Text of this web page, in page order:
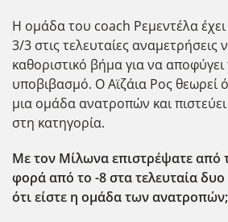
Η ομάδα του coach Ρεμεντέλα έχει
3/3 στις τελευταίες αναμετρήσεις
καθοριστικό βήμα για να
υποβιβασμό. Ο Αϊζάια Ρος θεωρεί
μια ομάδα ανατροπών και
στη κατηγορία.
Με τον Μίλωνα επιστρέψατε από
φορά από το -8 στα τελευταία δυο
ότι είστε η ομάδα των ανατροπών;